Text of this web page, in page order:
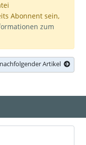
Abonnent sein,
zum
nachfolgender Artikel